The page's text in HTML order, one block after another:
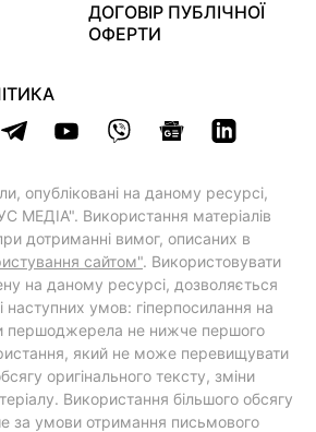
ДОГОВІР ПУБЛІЧНОЇ
ОФЕРТИ
опубліковані на даному ресурсі,
МЕДІА". Використання матеріалів
дотриманні вимог, описаних в
сайтом". Використовувати
на даному ресурсі, дозволяється
умов: гіперпосилання на
першоджерела не нижче першого
який не може перевищувати
оригінального тексту, зміни
Використання більшого обсягу
за умови отримання письмового